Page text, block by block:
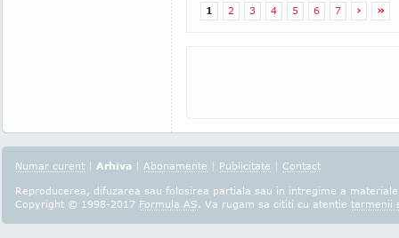
1 2 3 4 5 6 7 › »
Numar curent | Arhiva | Abonamente | Publicitate | Contact
Reproducerea, difuzarea sau folosirea partiala sau in intregime a
Copyright © 1998-2017 Formula AS. Va rugam sa cititi cu atentie termenii